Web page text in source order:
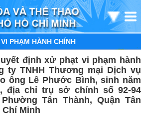
PHẠM HÀNH CHÍNH
định xử phạt vi phạm hành
ty TNHH Thương mại Dịch vụ
ông Lê Phước Bình, sinh năm
địa chỉ trụ sở chính số 92-94
Tân Thành, Quận Tân
Chí Minh